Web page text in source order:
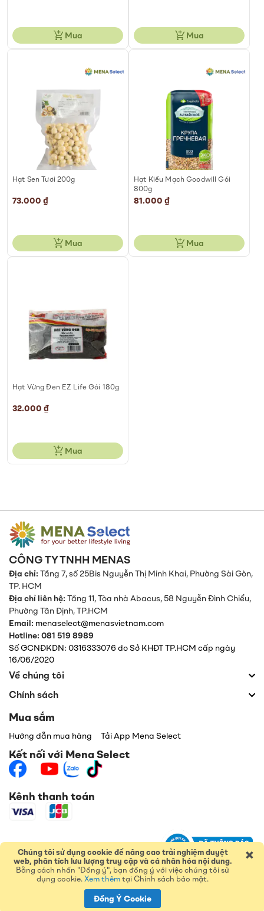
×
Chúng tôi sử dụng cookie để nâng cao trải nghiệm duyệt
web, phân tích lưu lượng truy cập và cá nhân hóa nội dung.
Bằng cách nhấn "Đồng ý", bạn đồng ý với việc chúng tôi sử
dụng cookie.Xem thêmtại Chính sách bảo mật.
Đồng Ý Cookie
Mua Mua
Hạt Sen Tươi 200g
73.000 ₫
Mua
Hạt Kiều Mạch Goodwill Gói
800g
81.000 ₫
Mua
Hạt Vừng Đen EZ Life Gói 180g
32.000 ₫
Mua
CÔNG TY TNHH MENAS
Địa chỉ:Tầng 7, số 25Bis Nguyễn Thị Minh Khai, Phường Sài Gòn,
TP. HCM
Địa chỉ liên hệ:Tầng 11, Tòa nhà Abacus, 58 Nguyễn Đình Chiểu,
Phường Tân Định,TP.HCM
Email: menaselect@menasvietnam.com
Hotline: 081 519 8989
Số GCNĐKDN: 0316333076 do Sở KHĐT TP.HCM cấp ngày
16/06/2020
Về chúng tôi
Chính sách
Mua sắm
Hướng dẫn mua hàng Tải App Mena Select
Kết nối với Mena Select
Kênh thanh toán
© 2026 Menas Group